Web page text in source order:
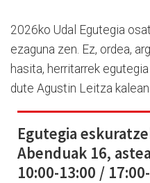
2026ko Udal Egutegia
ezaguna zen. Ez, ordea,
hasita, herritarrek
dute Agustin Leitza
Egutegia
Abenduak 16,
10:00-13:00 /